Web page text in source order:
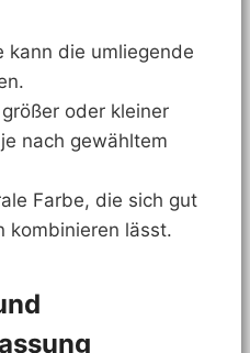
kann die umliegende
oder kleiner
nach gewähltem
Farbe, die sich gut
kombinieren lässt.